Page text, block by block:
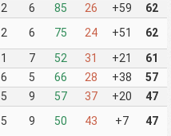
2 6 85 26 +59 62
2 6 75 24 +51 62
1 7 52 31 +21 61
6 5 66 28 +38 57
5 9 57 37 +20 47
5 9 50 43 +7 47